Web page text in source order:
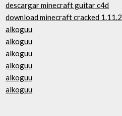
descargar minecraft guitar c4d
download minecraft cracked 1.11.2
alkoguu
alkoguu
alkoguu
alkoguu
alkoguu
alkoguu